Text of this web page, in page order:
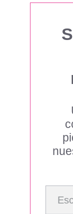
Escribe tu